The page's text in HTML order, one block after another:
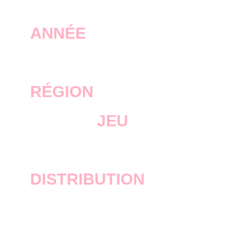
ANNÉE
RÉGION
JEU
DISTRIBUTION